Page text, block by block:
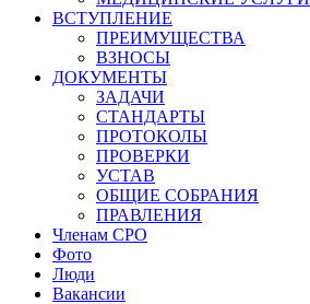
ВСТУПЛЕНИЕ
ПРЕИМУЩЕСТВА
ВЗНОСЫ
ДОКУМЕНТЫ
ЗАДАЧИ
СТАНДАРТЫ
ПРОТОКОЛЫ
ПРОВЕРКИ
УСТАВ
ОБЩИЕ СОБРАНИЯ
ПРАВЛЕНИЯ
Членам СРО
Фото
Люди
Вакансии